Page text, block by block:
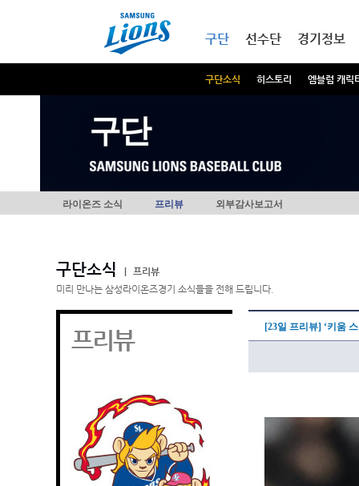
구단
구단소식 히스토리 엠블럼 캐릭
선수단 경기정보
구단
라이온즈 소식 프리뷰 외부감사보고서
구단소식
프리뷰
미리 만나는 삼성라이온즈경기 소식들을 전해 드립니다.
프리뷰 [23일 프리뷰] ‘키움